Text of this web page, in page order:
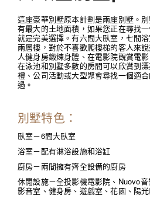
這座豪華別墅原本計劃是兩座別墅。
有最大的土地面積，如果您正在尋找
就是完美選擇。有六間大臥室，七間
兩層樓，對於不喜歡爬樓梯的客人來
人健身房鍛煉身體、在電影院觀賞電
在泳池和別墅多數的房間可以欣賞到
禮、公司活動或大型聚會尋找一個適
過。
別墅特色：
臥室－6間大臥室
浴室－配有淋浴設施和浴缸
廚房－兩間擁有齊全設備的廚房
休閒設施－全投影機電影院、Nuovo
影音室、健身房、遊戲室、花園、陽